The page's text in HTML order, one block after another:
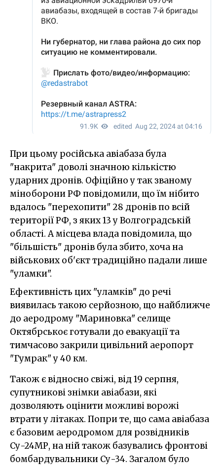
При цьому російська авіабаза була
"накрита" доволі значною кількістю
ударних дронів. Офіційно у так званому
міноборони РФ повідомили, що їм нібито
вдалось "перехопити" 28 дронів по всій
території РФ, з яких 13 у Волгоградській
області. А місцева влада повідомила, що
"більшість" дронів була збито, хоча на
військових об'єкт традиційно падали лише
"уламки".
Ефективність цих "уламків" до речі
виявилась такою серйозною, що найближче
до аеродрому "Мариновка" селище
Октябрськоє готували до евакуації та
тимчасово закрили цивільний аеропорт
"Гумрак" у 40 км.
Також є відносно свіжі, від 19 серпня,
супутникові знімки авіабази, які
дозволяють оцінити можливі ворожі
втрати у літаках. Попри те, що сама авіабаза
є базовим аеродромом для розвідників
Су-24МР, на ній також базувались фронтові
бомбардувальники Су-34. Загалом було